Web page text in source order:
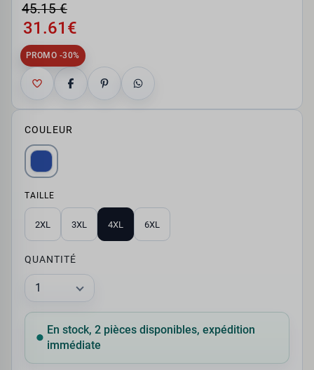
45.15 €
31.61€
PROMO -30%
COULEUR
TAILLE
2XL 3XL 4XL 6XL
QUANTITÉ
En stock, 2 pièces disponibles, expédition
immédiate